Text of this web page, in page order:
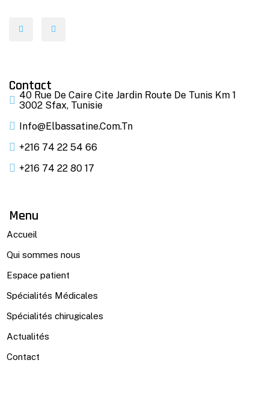
Contact
40 Rue De Caire Cite Jardin Route De Tunis Km 1
3002 Sfax, Tunisie
Info@elbassatine.com.tn
+216 74 22 54 66
+216 74 22 80 17
Menu
Accueil
Qui sommes nous
Espace patient
Spécialités Médicales
Spécialités chirugicales
Actualités
Contact